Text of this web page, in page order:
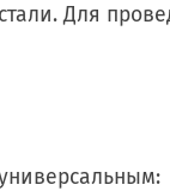
Для